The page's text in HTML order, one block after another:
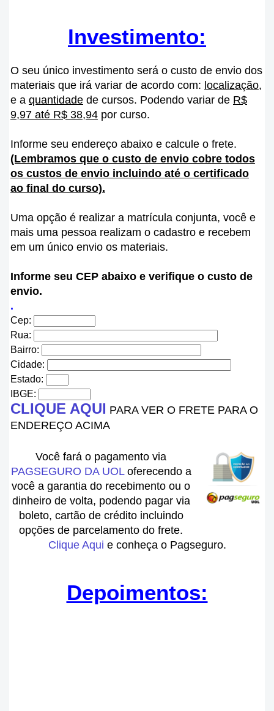
Investimento:
O seu único investimento será o custo de envio dos
materiais que irá variar de acordo com: localização,
e a quantidade de cursos. Podendo variar de R$
9,97 até R$ 38,94 por curso.
Informe seu endereço abaixo e calcule o frete.
(Lembramos que o custo de envio cobre todos
os custos de envio incluindo até o certificado
ao final do curso).
Uma opção é realizar a matrícula conjunta, você e
mais uma pessoa realizam o cadastro e recebem
em um único envio os materiais.
Informe seu CEP abaixo e verifique o custo de
envio.
.
Cep:
Rua:
Bairro:
Cidade:
Estado:
IBGE:
CLIQUE AQUI PARA VER O FRETE PARA O
ENDEREÇO ACIMA
Você fará o pagamento via
PAGSEGURO DA UOLoferecendo a
você a garantia do recebimento ou o
dinheiro de volta, podendo pagar via
boleto, cartão de crédito incluindo
opções de parcelamento do frete.
Clique Aqui e conheça o Pagseguro.
Depoimentos: